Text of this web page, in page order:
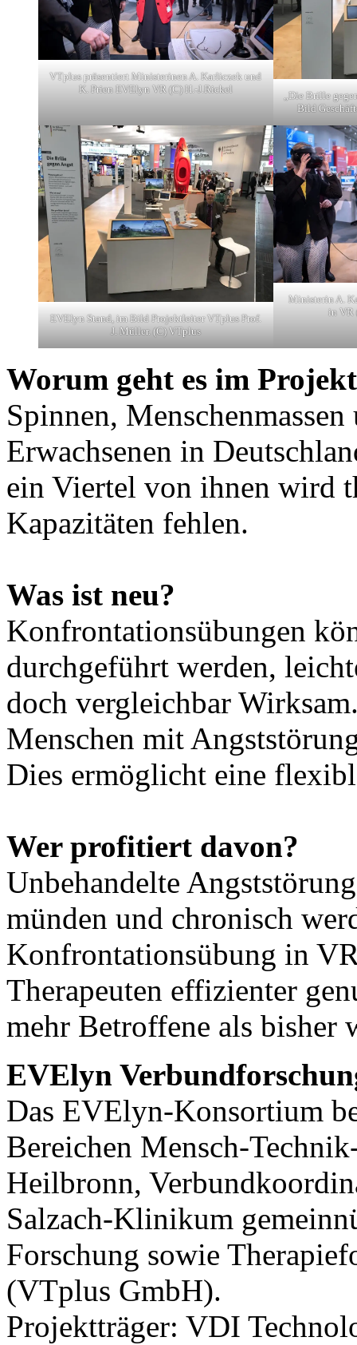
VTplus präsentiert Ministerinen A. Karliczek und
K. Prien EVElyn VR (C) H.-J.Rickel
„Die Brille
Bild
EVElyn Stand, im Bild Projektleiter VTplus Prof.
J. Müller. (C) VTplus
Ministerin A.
in VR
Worum geht es im
Spinnen,
Erwachsenen in
ein Viertel von ihnen wird
Kapazitäten fehlen.
Was ist neu?
Konfrontationsübungen
durchgeführt werden,
doch vergleichbar
Menschen mit
Dies ermöglicht eine
Wer profitiert davon?
Unbehandelte
münden und chronisch
Konfrontationsübung in
Therapeuten effizienter
mehr Betroffene als bisher
EVElyn
Das EVElyn-Konsortium
Bereichen Mensch-
Heilbronn,
Salzach-Klinikum
Forschung sowie
(VTplus GmbH).
Projektträger: VDI